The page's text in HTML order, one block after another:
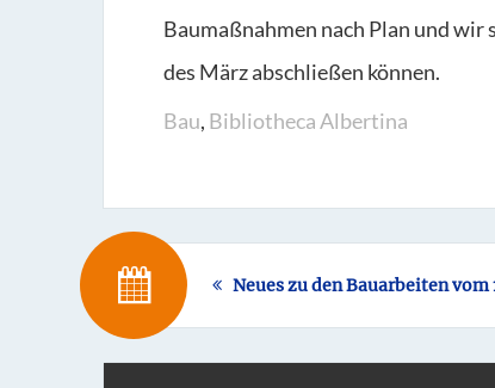
Baumaßnahmen nach Plan und
des März abschließen können.
Bau, Bibliotheca Albertina
Neues zu den Bauarbeiten vom